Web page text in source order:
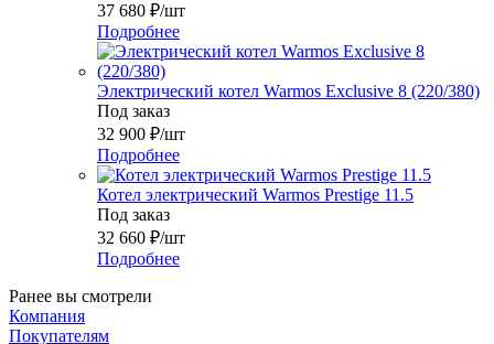
37 680 ₽/шт
Подробнее
Электрический котел Warmos Exclusive 8 (220/380)
Под заказ
32 900 ₽/шт
Подробнее
Котел электрический Warmos Prestige 11.5
Под заказ
32 660 ₽/шт
Подробнее
Ранее вы смотрели
Компания
Покупателям